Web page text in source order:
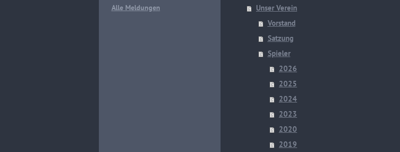
Alle Meldungen
Unser Verein
Vorstand
Satzung
Spieler
2026
2025
2024
2023
2020
2019